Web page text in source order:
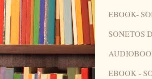
EBOOK-
SONETOS
EBOOK -